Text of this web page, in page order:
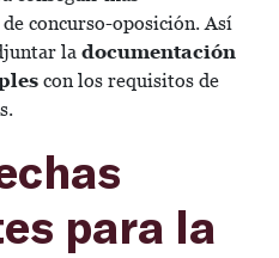
concurso-oposición. Así
la documentación
con los requisitos de
para la